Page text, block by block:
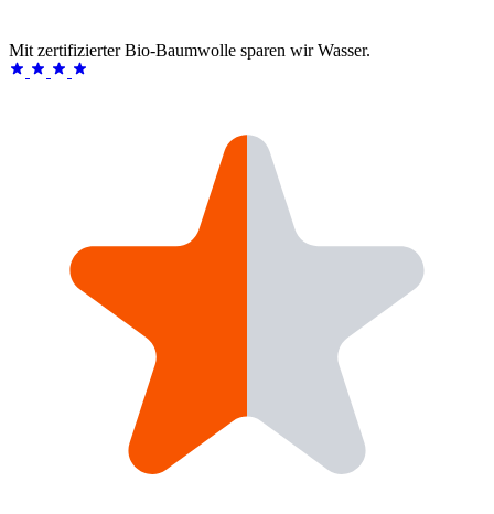
Mit zertifizierter Bio-Baumwolle sparen wir Wasser.